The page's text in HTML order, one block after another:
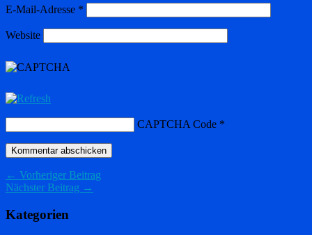
E-Mail-Adresse *
Website
CAPTCHA Code *
← Vorheriger Beitrag
Nächster Beitrag →
Kategorien